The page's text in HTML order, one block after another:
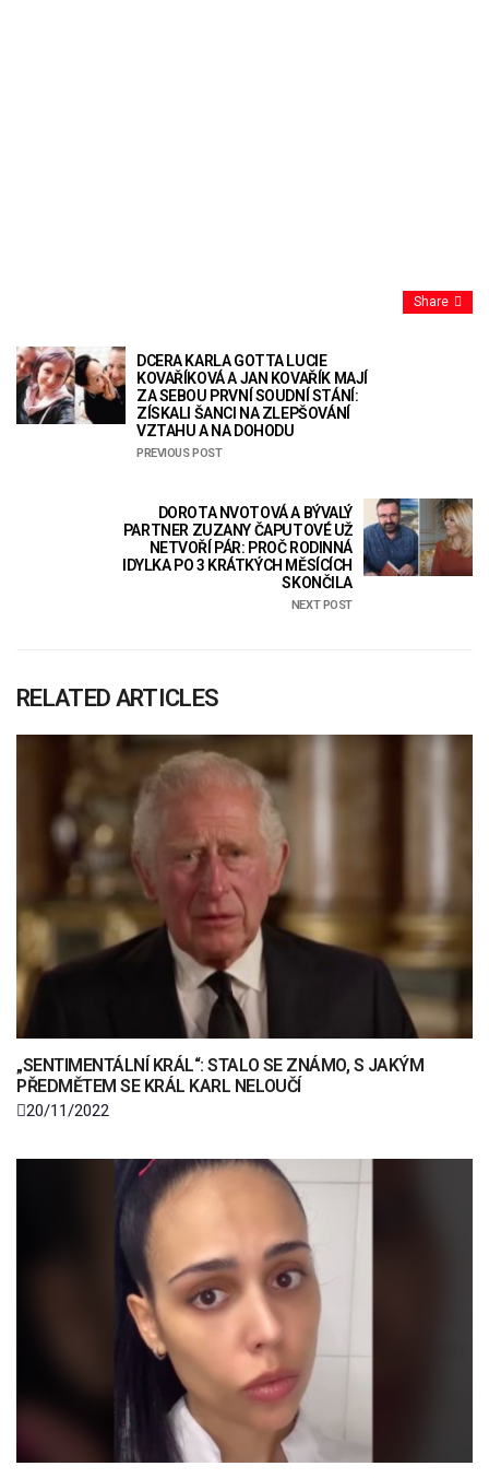
Share
DCERA KARLA GOTTA LUCIE
KOVAŘÍKOVÁ A JAN KOVAŘÍK MAJÍ
ZA SEBOU PRVNÍ SOUDNÍ STÁNÍ:
ZÍSKALI ŠANCI NA ZLEPŠOVÁNÍ
VZTAHU A NA DOHODU
PREVIOUS POST
DOROTA NVOTOVÁ A BÝVALÝ
PARTNER ZUZANY ČAPUTOVÉ UŽ
NETVOŘÍ PÁR: PROČ RODINNÁ
IDYLKA PO 3 KRÁTKÝCH MĚSÍCÍCH
SKONČILA
NEXT POST
RELATED ARTICLES
„SENTIMENTÁLNÍ KRÁL“: STALO SE ZNÁMO, S JAKÝM
PŘEDMĚTEM SE KRÁL KARL NELOUČÍ
20/11/2022